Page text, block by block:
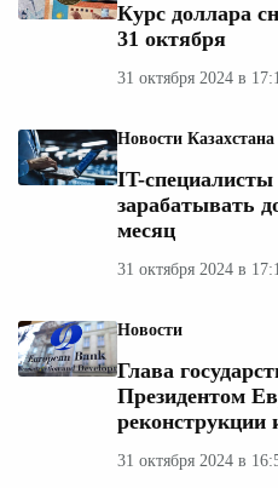
Курс доллара
31 октября
31 октября 2024 в
Новости Казахстана
IT-специалисты
зарабатывать
месяц
31 октября 2024 в
Новости
Глава
Президентом
реконструкции
31 октября 2024 в